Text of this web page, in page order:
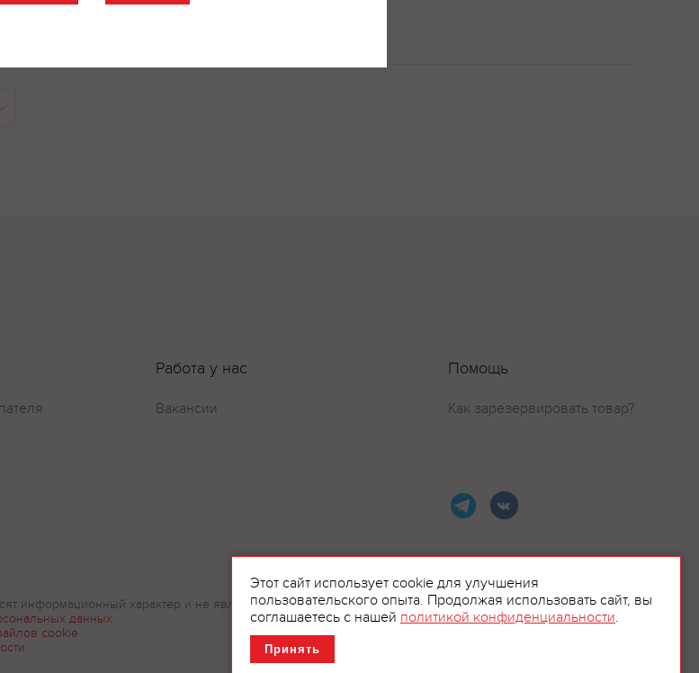
Работа у нас
Вакансии
Помощь
Как зарезервировать товар?
информационный характер и не являются рекламой.
данных
cookie
Этот сайт использует cookie для улучшения
пользовательского опыта. Продолжая использовать сайт, вы
соглашаетесь с нашей политикой конфиденциальности.
Принять